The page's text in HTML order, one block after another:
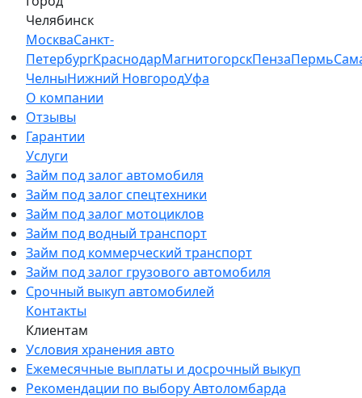
Челябинск
МоскваСанкт-
ПетербургКраснодарМагнитогорскПензаПермь
ЧелныНижний НовгородУфа
О компании
Отзывы
Гарантии
Услуги
Займ под залог автомобиля
Займ под залог спецтехники
Займ под залог мотоциклов
Займ под водный транспорт
Займ под коммерческий транспорт
Займ под залог грузового автомобиля
Срочный выкуп автомобилей
Контакты
Клиентам
Условия хранения авто
Ежемесячные выплаты и досрочный выкуп
Рекомендации по выбору Автоломбарда